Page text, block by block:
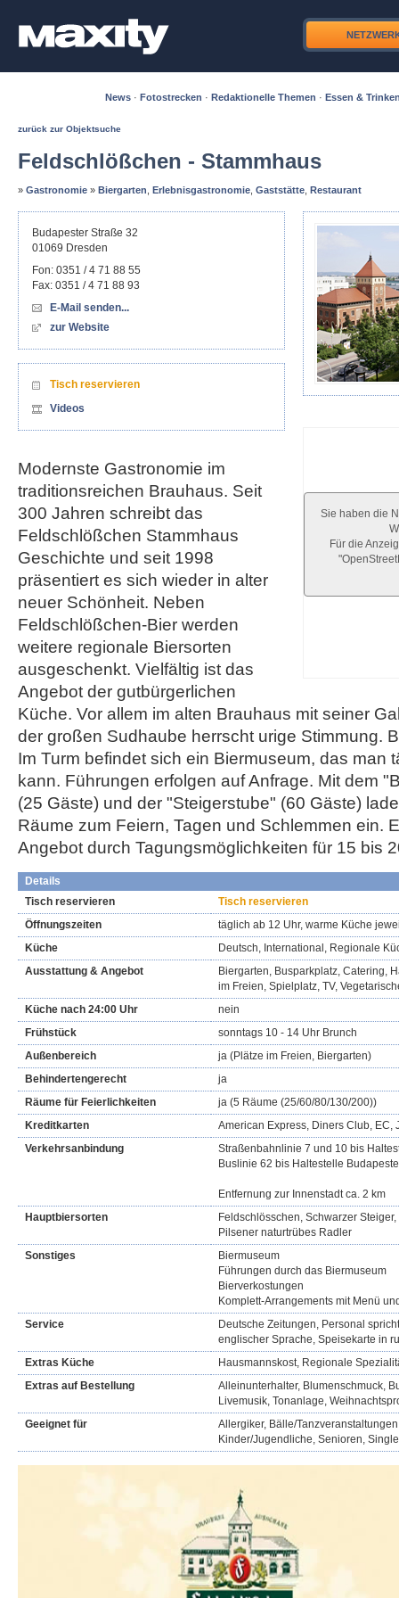
News · Fotostrecken · Redaktionelle Themen · Essen &
zurück zur Objektsuche
Feldschlößchen - Stammhaus
» Gastronomie » Biergarten Erlebnisgastronomie Gaststätte Restaurant
Sie haben die
Für die
Budapester Straße 32
01069 Dresden
Fon: 0351 / 4 71 88 55
Fax: 0351 / 4 71 88 93
E-Mail senden...
zur Website
Tisch reservieren
Videos
Modernste Gastronomie im
traditionsreichen Brauhaus. Seit
300 Jahren schreibt das
Feldschlößchen Stammhaus
Geschichte und seit 1998
präsentiert es sich wieder in alter
neuer Schönheit. Neben
Feldschlößchen-Bier werden
weitere regionale Biersorten
ausgeschenkt. Vielfältig ist das
Angebot der gutbürgerlichen
Küche. Vor allem im alten Brauhaus mit seiner
der großen Sudhaube herrscht urige Stimmung.
Im Turm befindet sich ein Biermuseum, das man
kann. Führungen erfolgen auf Anfrage. Mit dem
(25 Gäste) und der "Steigerstube" (60 Gäste)
Räume zum Feiern, Tagen und Schlemmen ein.
Angebot durch Tagungsmöglichkeiten für 15 bis
Details
Tisch reservieren
Tisch reservieren
Öffnungszeiten
täglich ab 12 Uhr, warme Küche
Küche
Deutsch, International, Regionale
Ausstattung & Angebot
Biergarten, Busparkplatz, Catering,
im Freien, Spielplatz, TV,
Küche nach 24:00 Uhr
nein
Frühstück
sonntags 10 - 14 Uhr Brunch
Außenbereich
ja (Plätze im Freien, Biergarten)
Behindertengerecht
ja
Räume für Feierlichkeiten
ja (5 Räume (25/60/80/130/200))
Kreditkarten
American Express, Diners Club, EC,
Verkehrsanbindung
Straßenbahnlinie 7 und 10 bis
Buslinie 62 bis Haltestelle
Entfernung zur Innenstadt ca. 2 km
Hauptbiersorten
Feldschlösschen, Schwarzer
Pilsener naturtrübes Radler
Sonstiges
Biermuseum
Führungen durch das Biermuseum
Bierverkostungen
Komplett-Arrangements mit Menü
Service
Deutsche Zeitungen, Personal
englischer Sprache, Speisekarte in
Extras Küche
Hausmannskost, Regionale
Extras auf Bestellung
Alleinunterhalter, Blumenschmuck,
Livemusik, Tonanlage,
Geeignet für
Allergiker, Bälle/
Kinder/Jugendliche, Senioren,